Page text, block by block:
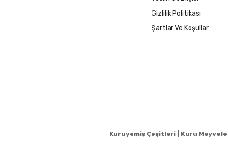
Gizlilik Politikası
Şartlar Ve Koşullar
Kuruyemiş Çeşitleri | Kuru